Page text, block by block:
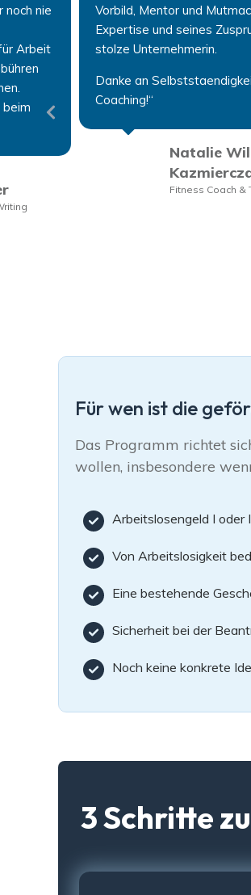
noch nie
Arbeit
Vorbild, Mentor und
Expertise und seines
stolze Unternehmerin.
Danke an
Coaching!“
Natalie
Fitness Coach &
Für wen ist die
Das Programm richtet
wollen, insbesondere
Arbeitslosengeld I oder
Von Arbeitslosigkeit
Eine bestehende
Sicherheit bei der
Noch keine konkrete
3 Schritte